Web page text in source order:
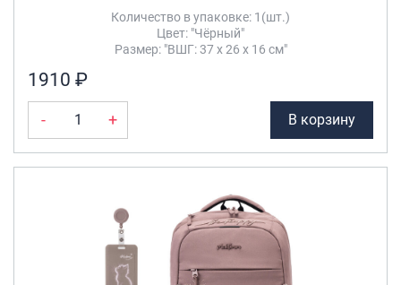
Количество в упаковке: 1(шт.)
Цвет: "Чёрный"
Размер: "ВШГ: 37 х 26 х 16 см"
1910 ₽
- + В корзину